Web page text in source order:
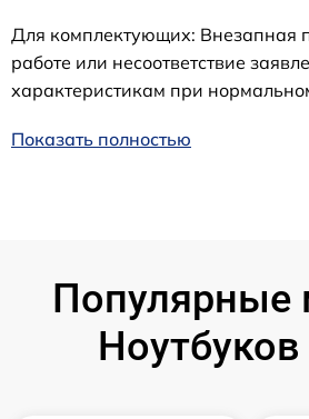
Для комплектующих: Внезапная
работе или несоответствие
характеристикам при
Показать полностью
Популярные